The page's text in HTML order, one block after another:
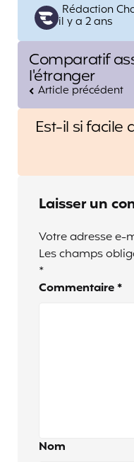
Posted
by
Rédaction
il y a 2 ans
Post
navigation
Comparatif
l'étranger
Article précédent
Est-il si facile
Laisser un
Votre adresse e-
Les champs
*
Commentaire *
Nom